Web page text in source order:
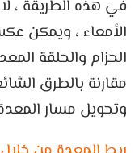
في هذه الطريقة ،
الأمعاء ، ويمكن
الحزام والحلقة
مقارنة بالطرق
وتحويل مسار